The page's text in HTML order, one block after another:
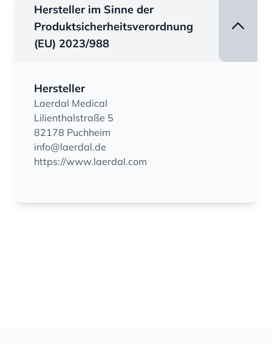
Hersteller im Sinne der
Produktsicherheitsverordnung
(EU) 2023/988
Hersteller
Laerdal Medical
Lilienthalstraße 5
82178 Puchheim
info@laerdal.de
https://www.laerdal.com